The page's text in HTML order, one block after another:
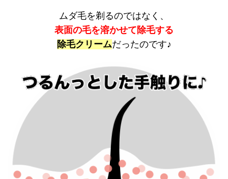
ムダ毛を剃るのではなく、
表面の毛を溶かせて除毛する
除毛クリームだったのです♪